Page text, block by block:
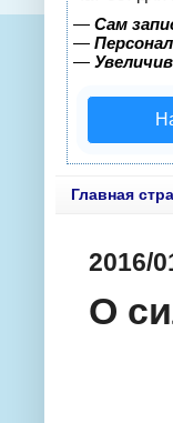
— Сам
—
—
Главная
2016/
О